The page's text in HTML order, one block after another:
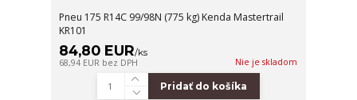
Pneu 175 R14C 99/98N (775 kg) Kenda Mastertrail
KR101
84,80 EUR/ks
68,94 EUR bez DPH Nie je skladom
Pridať do košíka